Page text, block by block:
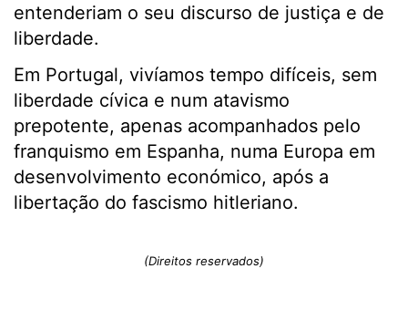
entenderiam o seu discurso de justiça e de
liberdade.
Em Portugal, vivíamos tempo difíceis, sem
liberdade cívica e num atavismo
prepotente, apenas acompanhados pelo
franquismo em Espanha, numa Europa em
desenvolvimento económico, após a
libertação do fascismo hitleriano.
(Direitos reservados)